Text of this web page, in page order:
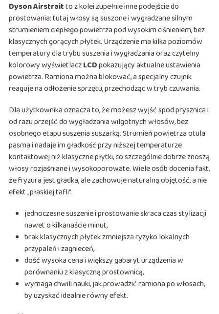
Dyson Airstraitto z kolei zupełnie inne podejście do
prostowania: tutaj włosy są suszone i wygładzane silnym
strumieniem ciepłego powietrza pod wysokim ciśnieniem, bez
klasycznych gorących płytek. Urządzenie ma kilka poziomów
temperatury dla trybu suszenia i wygładzania oraz czytelny
kolorowy wyświetlaczLCDpokazujący aktualne ustawienia
powietrza. Ramiona można blokować, a specjalny czujnik
reaguje na odłożenie sprzętu, przechodząc w tryb czuwania.
Dla użytkownika oznacza to, że możesz wyjść spod prysznica i
od razu przejść do wygładzania wilgotnych włosów, bez
osobnego etapu suszenia suszarką. Strumień powietrza otula
pasma i nadaje im gładkość przy niższej temperaturze
kontaktowej niż klasyczne płytki, co szczególnie dobrze znoszą
włosy rozjaśniane i wysokoporowate. Wiele osób docenia fakt,
że fryzura jest gładka, ale zachowuje naturalną objętość, a nie
efekt „płaskiej tafli”.
jednoczesne suszenie i prostowanie skraca czas stylizacji
nawet o kilkanaście minut,
brak klasycznych płytek zmniejsza ryzyko lokalnych
przypaleń i zagnieceń,
dość wysoka cena i większy gabaryt urządzenia w
porównaniu z klasyczną prostownicą,
wymaga chwili nauki, jak prowadzić ramiona po włosach,
by uzyskać idealnie równy efekt.